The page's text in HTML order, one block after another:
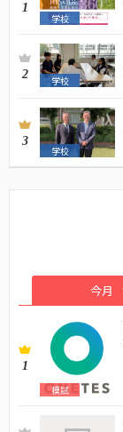
1
学校
2 学校
3
学校
今月
1
模試